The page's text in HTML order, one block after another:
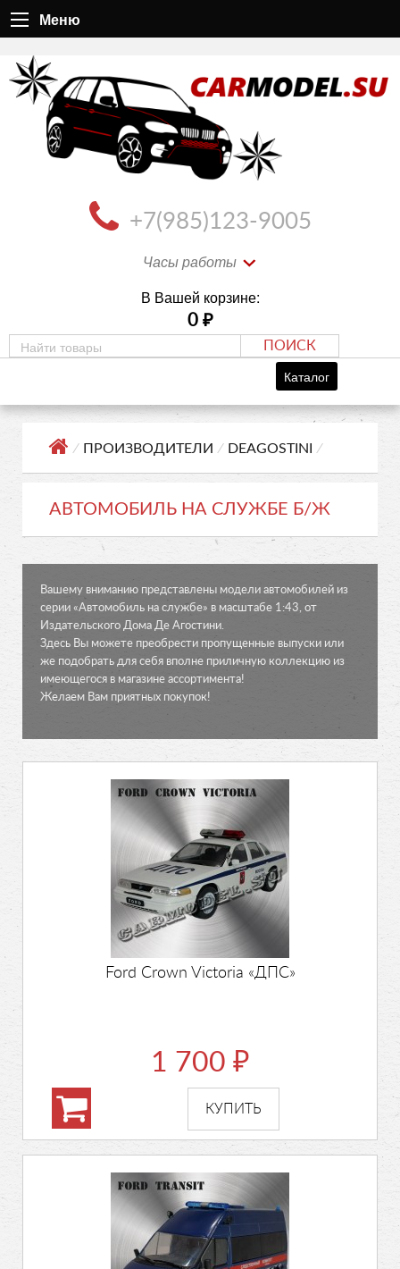
Меню
+7(985)123-9005
Часы работы
В Вашей корзине:
0 ₽
ПОИСК
Каталог
⁄ ПРОИЗВОДИТЕЛИ ⁄ DEAGOSTINI ⁄
АВТОМОБИЛЬ НА СЛУЖБЕ Б/Ж
Вашему вниманию представлены модели автомобилей из
серии «Автомобиль на службе» в масштабе 1:43, от
Издательского Дома Де Агостини.
Здесь Вы можете преобрести пропущенные выпуски или
же подобрать для себя вполне приличную коллекцию из
имеющегося в магазине ассортимента!
Желаем Вам приятных покупок!
Ford Crown Victoria «ДПС»
1 700 ₽